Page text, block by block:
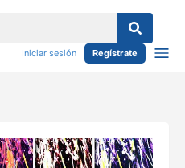
Iniciar sesión Regístrate